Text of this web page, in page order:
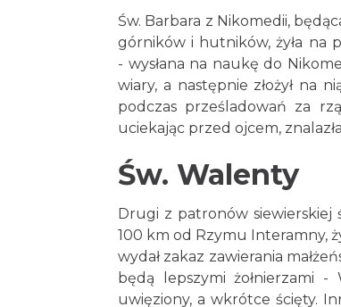
Św. Barbara z Nikomedii,
górników i hutników, żyła na
- wysłana na naukę do
wiary, a następnie złożył na
podczas prześladowań za
uciekając przed ojcem,
Św. Walenty
Drugi z patronów siewierskiej
100 km od Rzymu Interamny,
wydał zakaz zawierania
będą lepszymi żołnierzami
uwięziony, a wkrótce ścięty.